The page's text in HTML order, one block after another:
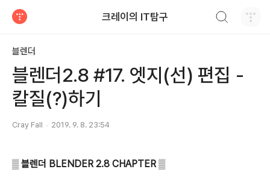
크레이의 IT탐구
블렌더
블렌더2.8 #17. 엣지(선) 편집 -
칼질(?)하기
Cray Fall 2019. 9. 8. 23:54
▒ 블렌더 BLENDER 2.8 CHAPTER ▒